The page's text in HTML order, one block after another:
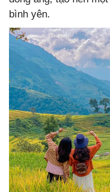
bình yên.